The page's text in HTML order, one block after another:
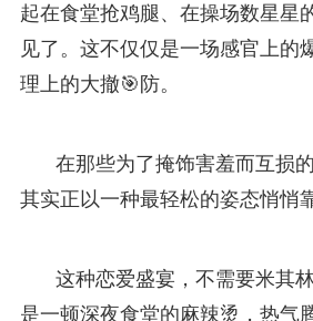
起在食堂抢鸡腿、在操场数星星
见了。这不仅仅是一场感官上的
理上的大撤🎯防。
在那些为了掩饰害羞而互损
其实正以一种最轻松的姿态悄悄
这种恋爱盛宴，不需要米其
是一顿深夜食堂的麻辣烫，热气